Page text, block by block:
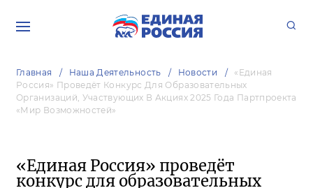
Главная Наша Деятельность Новости
«Единая
Россия» Проведёт Конкурс Для Образовательных
Организаций, Участвующих В Акциях 2025 Года Партпроекта
«Мир Возможностей»
«Единая Россия» проведёт
конкурс для образовательных